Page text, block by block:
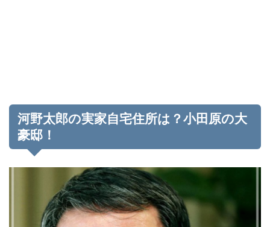
河野太郎の実家自宅住所は？小田原の大
豪邸！